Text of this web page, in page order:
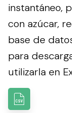
instantáneo,
con azúcar,
base de
para
utilizarla en